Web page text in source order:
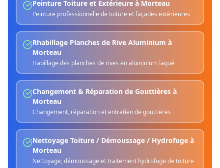
Peinture Toiture et Extérieure à Morteau
Peinture professionnelle de toiture et façades extérieures
Rhabillage Planches de Rive Aluminium à
Morteau
Habillage des planches de rives en aluminium laqué
Changement & Réparation de Gouttières à
Morteau
Changement, réparation et entretien de gouttières
Nettoyage Toiture / Démoussage / Hydrofuge à
Morteau
Nettoyage, démoussage et traitement hydrofuge de toiture